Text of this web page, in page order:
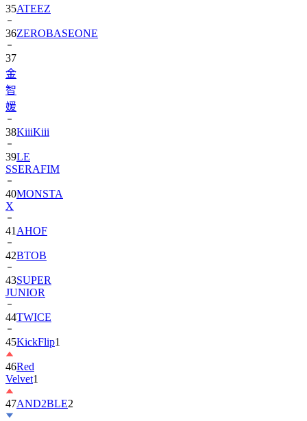
35ATEEZ
36ZEROBASEONE
37
金
智
媛
38KiiiKiii
39LE
SSERAFIM
40MONSTA
X
41 AHOF
42BTOB
43SUPER
JUNIOR
44TWICE
45KickFlip1
46Red
Velvet1
47AND2BLE2